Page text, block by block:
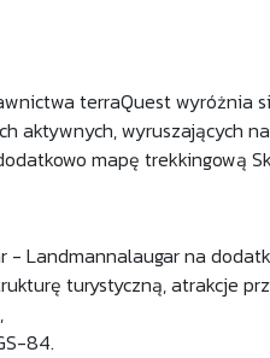
terraQuest wyróżnia
aktywnych, wyruszających
mapę trekkingową
- Landmannalaugar na
turystyczną, atrakcje
84.